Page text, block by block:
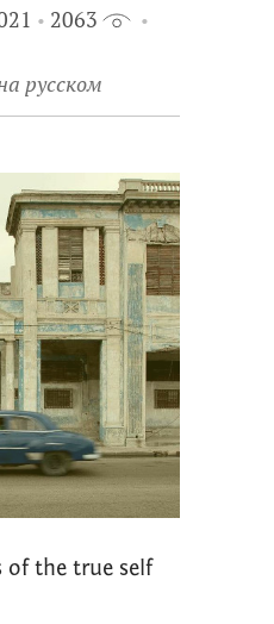
2063
русском
of the true self